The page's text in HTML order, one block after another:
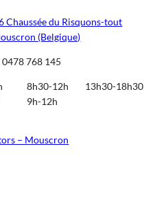
Chaussée du Risquons-tout
(Belgique)
0478 768 145
8h30-12h
13h30-18h30
9h-12h
– Mouscron